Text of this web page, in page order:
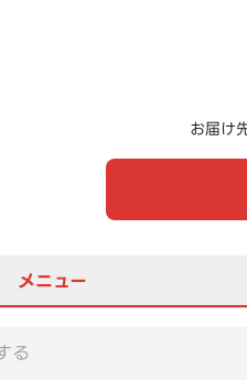
お届け
メニュー